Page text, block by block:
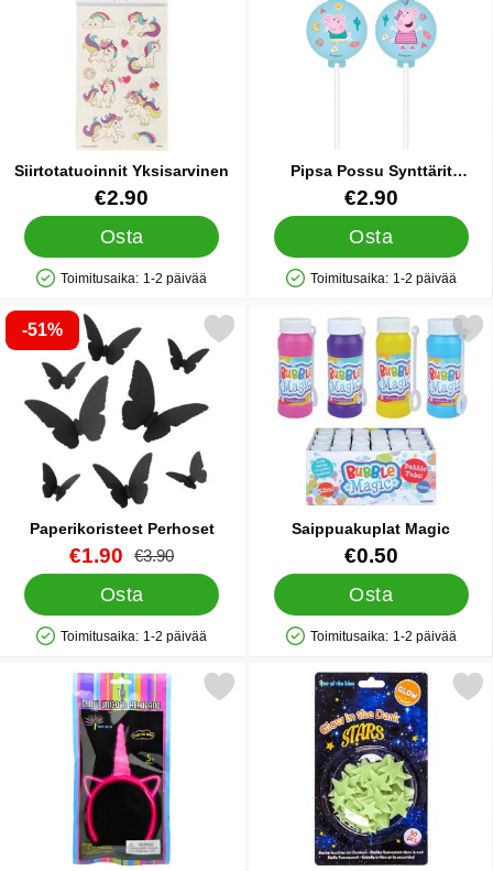
Siirtotatuoinnit Yksisarvinen
Tuote.nro 26264
€2.90
Osta
Saatavuus: Varastossa
Toimitusaika: 1-2 päivää
Pipsa Possu Synttärit
Mehupillit
Tuote.nro 34891
€2.90
Osta
Saatavuus: Varastossa
Toimitusaika: 1-2 päivää
-51%
Paperikoristeet Perhoset
Tuote.nro 86807
uusi hinta
€1.90 vanha hinta
€3.90
Osta
Saatavuus: Varastossa
Toimitusaika: 1-2 päivää
Merkitse paperikoristeet Perhoset suosikiksi
Saippuakuplat Magic
Tuote.nro 12437
€0.50
Osta
Saatavuus: Varastossa
Toimitusaika: 1-2 päivää
Merkitse
Merkitse glow Sticks Yksisarvinen suosikiksi
Merkitse glow in The